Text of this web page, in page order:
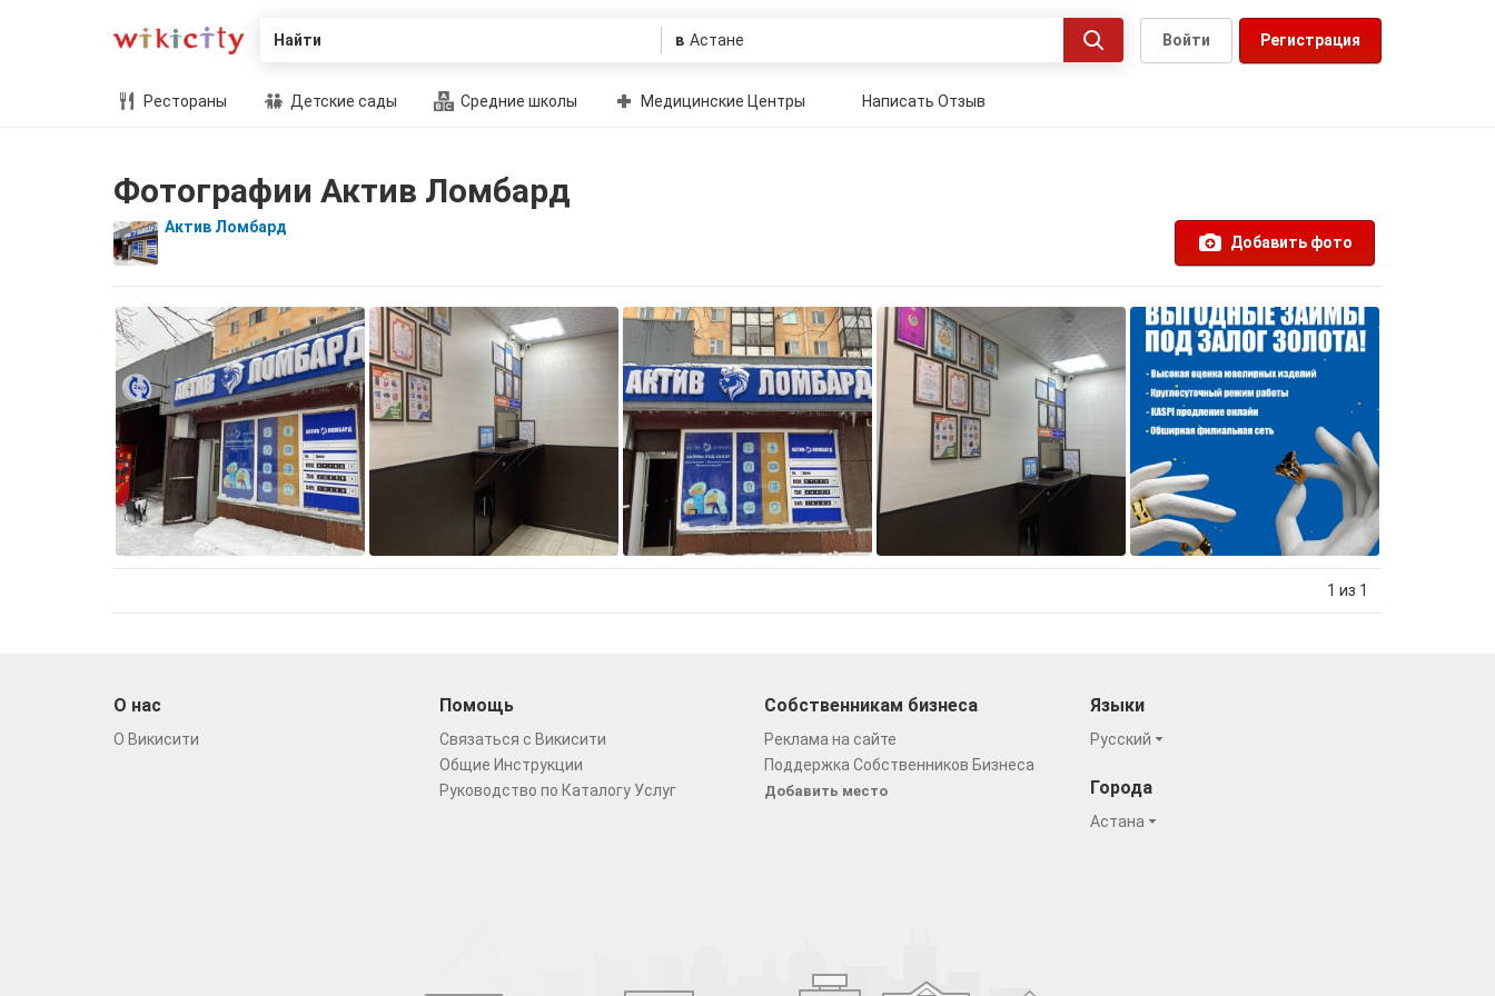
Найти в Регистрация
Войти
Рестораны Детские сады Средние школы Медицинские Центры Написать Отзыв
Фотографии Актив Ломбард
Актив Ломбард
Добавить фото
1 из 1
О нас
О Викисити
Помощь
Связаться с Викисити
Общие Инструкции
Руководство по Каталогу Услуг
Собственникам бизнеса
Реклама на сайте
Поддержка Собственников Бизнеса
Добавить место
Языки
Русский
Города
Астана